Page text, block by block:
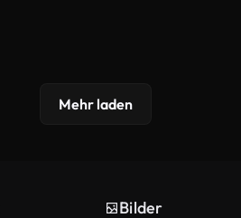
Mehr laden
Bilder